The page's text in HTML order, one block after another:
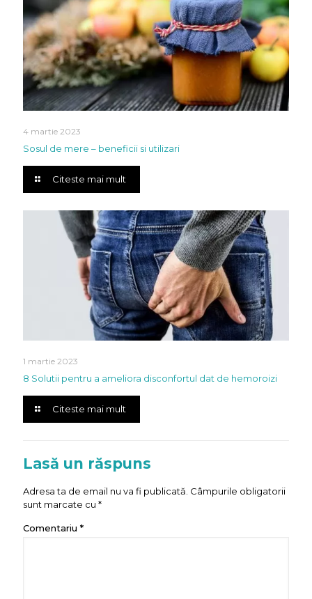
4 martie 2023
Sosul de mere – beneficii si utilizari
Citeste mai mult
1 martie 2023
8 Solutii pentru a ameliora disconfortul dat de hemoroizi
Citeste mai mult
Lasă un răspuns
Adresa ta de email nu va fi publicată. Câmpurile obligatorii
sunt marcate cu *
Comentariu *